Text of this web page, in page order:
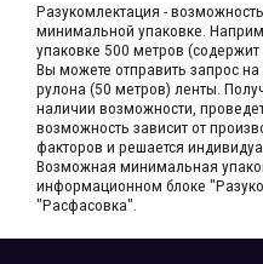
Разукомлектация -
минимальной упаковке.
упаковке 500 метров
Вы можете отправить запрос на
рулона (50 метров) ленты.
наличии возможности,
возможность зависит от
факторов и решается
Возможная минимальная
информационном блоке
"Расфасовка".